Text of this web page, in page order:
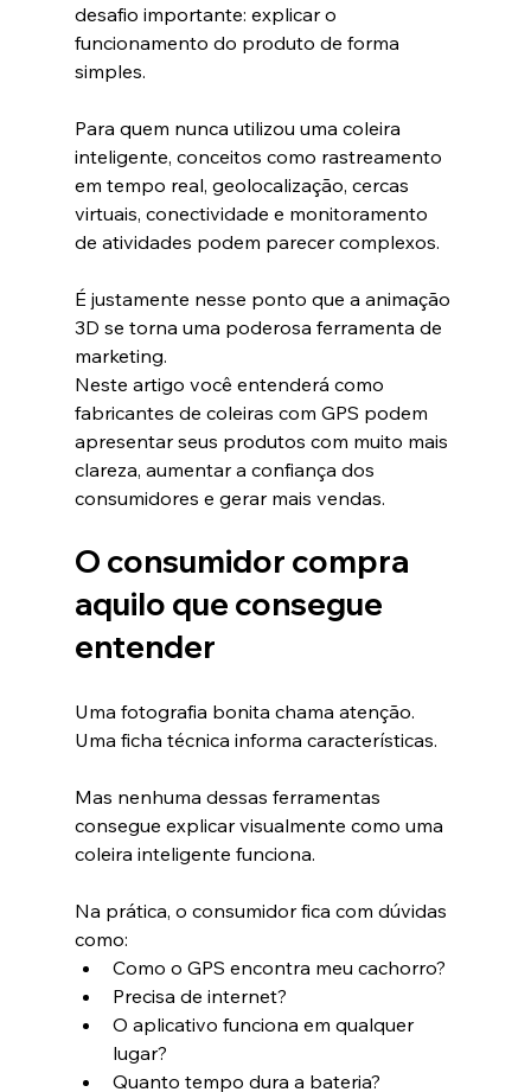
desafio importante: explicar o
funcionamento do produto de forma
simples.
Para quem nunca utilizou uma coleira
inteligente, conceitos como rastreamento
em tempo real, geolocalização, cercas
virtuais, conectividade e monitoramento
de atividades podem parecer complexos.
É justamente nesse ponto que a animação
3D se torna uma poderosa ferramenta de
marketing.
Neste artigo você entenderá como
fabricantes de coleiras com GPS podem
apresentar seus produtos com muito mais
clareza, aumentar a confiança dos
consumidores e gerar mais vendas.
O consumidor compra
aquilo que consegue
entender
Uma fotografia bonita chama atenção.
Uma ficha técnica informa características.
Mas nenhuma dessas ferramentas
consegue explicar visualmente como uma
coleira inteligente funciona.
Na prática, o consumidor fica com dúvidas
como:
Como o GPS encontra meu cachorro?
Precisa de internet?
O aplicativo funciona em qualquer
lugar?
Quanto tempo dura a bateria?